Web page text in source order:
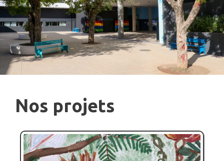
Nos projets